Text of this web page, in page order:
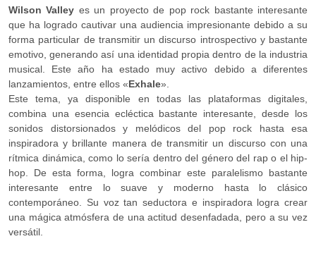
Wilson Valley es un proyecto de pop rock bastante interesante
que ha logrado cautivar una audiencia impresionante debido a su
forma particular de transmitir un discurso introspectivo y bastante
emotivo, generando así una identidad propia dentro de la industria
musical. Este año ha estado muy activo debido a diferentes
lanzamientos, entre ellos «Exhale».
Este tema, ya disponible en todas las plataformas digitales,
combina una esencia ecléctica bastante interesante, desde los
sonidos distorsionados y melódicos del pop rock hasta esa
inspiradora y brillante manera de transmitir un discurso con una
rítmica dinámica, como lo sería dentro del género del rap o el hip-
hop. De esta forma, logra combinar este paralelismo bastante
interesante entre lo suave y moderno hasta lo clásico
contemporáneo. Su voz tan seductora e inspiradora logra crear
una mágica atmósfera de una actitud desenfadada, pero a su vez
versátil.